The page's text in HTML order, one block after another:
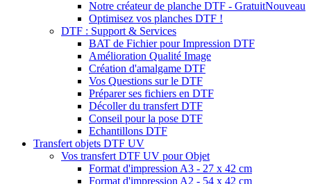
Notre créateur de planche DTF - GratuitNouveau
Optimisez vos planches DTF !
DTF : Support & Services
BAT de Fichier pour Impression DTF
Amélioration Qualité Image
Création d'amalgame DTF
Vos Questions sur le DTF
Préparer ses fichiers en DTF
Décoller du transfert DTF
Conseil pour la pose DTF
Echantillons DTF
Transfert objets DTF UV
Vos transfert DTF UV pour Objet
Format d'impression A3 - 27 x 42 cm
Format d'impression A2 - 54 x 42 cm